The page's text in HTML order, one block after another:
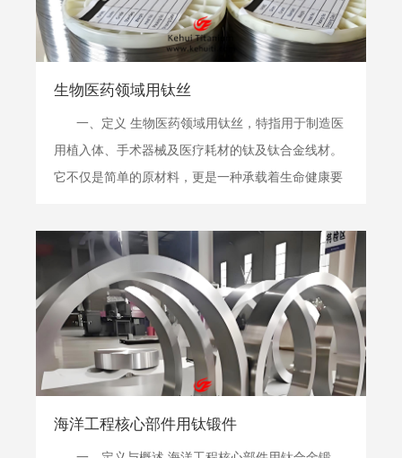
生物医药领域用钛丝
一、定义 生物医药领域用钛丝，特指用于制造医
用植入体、手术器械及医疗耗材的钛及钛合金线材。
它不仅是简单的原材料，更是一种承载着生命健康要
能性定义：它是制造与人体直接接触的医疗器械的基
材，直接或经过进一步...
海洋工程核心部件用钛锻件